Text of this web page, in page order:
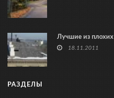
Лучшие из плохих
18.11.2011
РАЗДЕЛЫ